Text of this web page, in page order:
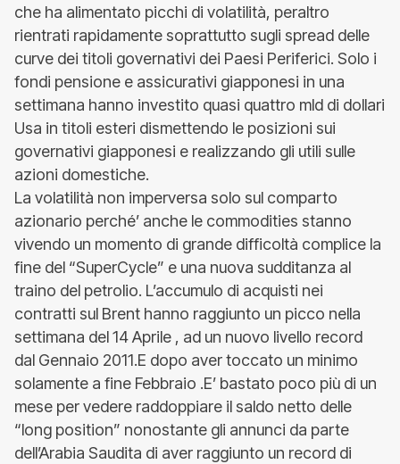
che ha alimentato picchi di volatilità, peraltro
rientrati rapidamente soprattutto sugli spread delle
curve dei titoli governativi dei Paesi Periferici. Solo i
fondi pensione e assicurativi giapponesi in una
settimana hanno investito quasi quattro mld di dollari
Usa in titoli esteri dismettendo le posizioni sui
governativi giapponesi e realizzando gli utili sulle
azioni domestiche.
La volatilità non imperversa solo sul comparto
azionario perché’ anche le commodities stanno
vivendo un momento di grande difficoltà complice la
fine del “SuperCycle” e una nuova sudditanza al
traino del petrolio. L’accumulo di acquisti nei
contratti sul Brent hanno raggiunto un picco nella
settimana del 14 Aprile , ad un nuovo livello record
dal Gennaio 2011.E dopo aver toccato un minimo
solamente a fine Febbraio .E’ bastato poco più di un
mese per vedere raddoppiare il saldo netto delle
“long position” nonostante gli annunci da parte
dell’Arabia Saudita di aver raggiunto un record di